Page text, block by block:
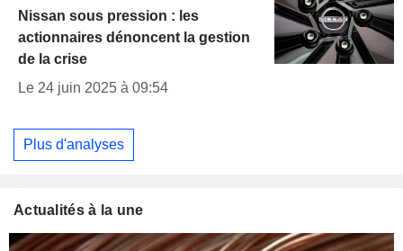
Nissan sous pression : les
actionnaires dénoncent la gestion
de la crise
Le 24 juin 2025 à 09:54
Plus d'analyses
Actualités à la une